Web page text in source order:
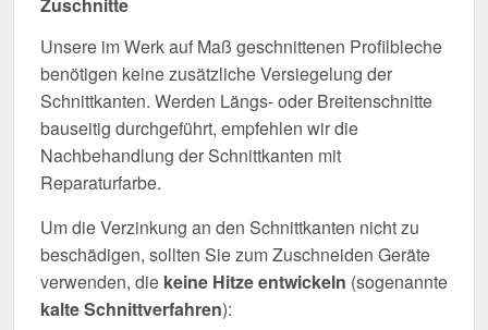
Unsere im Werk auf Maß geschnittenen Profilbleche
benötigen keine zusätzliche Versiegelung der
Schnittkanten. Werden Längs- oder Breitenschnitte
bauseitig durchgeführt, empfehlen wir die
Nachbehandlung der Schnittkanten mit
Reparaturfarbe.
Um die Verzinkung an den Schnittkanten nicht zu
beschädigen, sollten Sie zum Zuschneiden Geräte
verwenden, die keine Hitze entwickeln (sogenannte
kalte Schnittverfahren):